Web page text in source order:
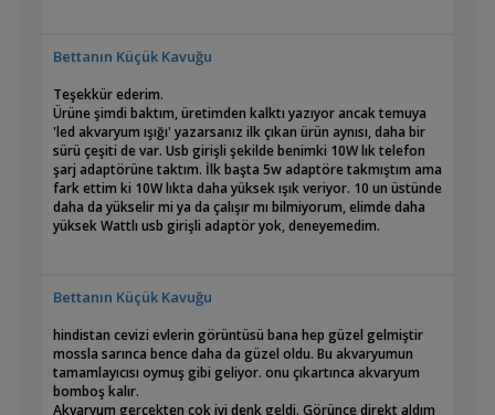
Süper Rediyle değiştirmek istiyorum denk gelirsem)
Alternanthera Reineckii Mini
Pogostemon Helferi
Lilaeopsis brasiliensis
Eleocharis Parvula Mini
Marsilea hirsuta
Anubias Nana Petite
Anubias Nana Bonsai
4 çeşit bucephalandra ancak isimlerini bilmiyorum
hepsini söküp yer değiştirdiğim zaman.
Filtrasyon:Sobo WP-303H ve Dophin Sk200
Işıklandırma: 12W kendi yapımım power led var (7 beyaz, 3
deep red, 3 royal Blue).
CO2:Jel mayalı sistem kullanıyorum herkese de öneririm beni
2 ay çok rahat götürüyor tek şişe
Gübre:Eskiden her gübreyi ayrı veriyordum şu an Reeflowers
Bettanın Küçük Kavuğu
Teşekkür ederim.
Ürüne şimdi baktım, üretimden kalktı yazıyor ancak temuya
'led akvaryum ışığı' yazarsanız ilk çıkan ürün aynısı, daha bir
sürü çeşiti de var. Usb girişli şekilde benimki 10W lık telefon
şarj adaptörüne taktım. İlk başta 5w adaptöre takmıştım ama
fark ettim ki 10W lıkta daha yüksek ışık veriyor. 10 un üstünde
daha da yükselir mi ya da çalışır mı bilmiyorum, elimde daha
yüksek Wattlı usb girişli adaptör yok, deneyemedim.
Bettanın Küçük Kavuğu
hindistan cevizi evlerin görüntüsü bana hep güzel gelmiştir
mossla sarınca bence daha da güzel oldu. Bu akvaryumun
tamamlayıcısı oymuş gibi geliyor. onu çıkartınca akvaryum
bomboş kalır.
Akvaryum gerçekten çok iyi denk geldi. Görünce direkt aldım